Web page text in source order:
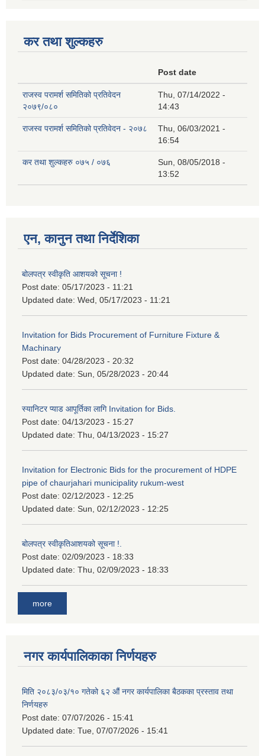
कर तथा शुल्कहरु
Post date
राजस्व परामर्श समितिको प्रतिवेदन
२०७९/०८०
Thu, 07/14/2022 -
14:43
राजस्व परामर्श समितिको प्रतिवेदन - २०७८
Thu, 06/03/2021 -
16:54
कर तथा शुल्कहरु ०७५ / ०७६
Sun, 08/05/2018 -
13:52
एन, कानुन तथा निर्देशिका
बोलपत्र स्वीकृति आशयको सूचना !
Post date: 05/17/2023 - 11:21
Updated date: Wed, 05/17/2023 - 11:21
Invitation for Bids Procurement of Furniture Fixture &
Machinary
Post date: 04/28/2023 - 20:32
Updated date: Sun, 05/28/2023 - 20:44
स्यानिटर प्याड आपूर्तिका लागि Invitation for Bids.
Post date: 04/13/2023 - 15:27
Updated date: Thu, 04/13/2023 - 15:27
Invitation for Electronic Bids for the procurement of HDPE
pipe of chaurjahari municipality rukum-west
Post date: 02/12/2023 - 12:25
Updated date: Sun, 02/12/2023 - 12:25
बोलपत्र स्वीकृतिआशयको सूचना !.
Post date: 02/09/2023 - 18:33
Updated date: Thu, 02/09/2023 - 18:33
more
नगर कार्यपालिकाका निर्णयहरु
मिति २०८३/०३/१० गतेको ६२ औं नगर कार्यपालिका बैठकका प्रस्ताव तथा
निर्णयहरु
Post date: 07/07/2026 - 15:41
Updated date: Tue, 07/07/2026 - 15:41